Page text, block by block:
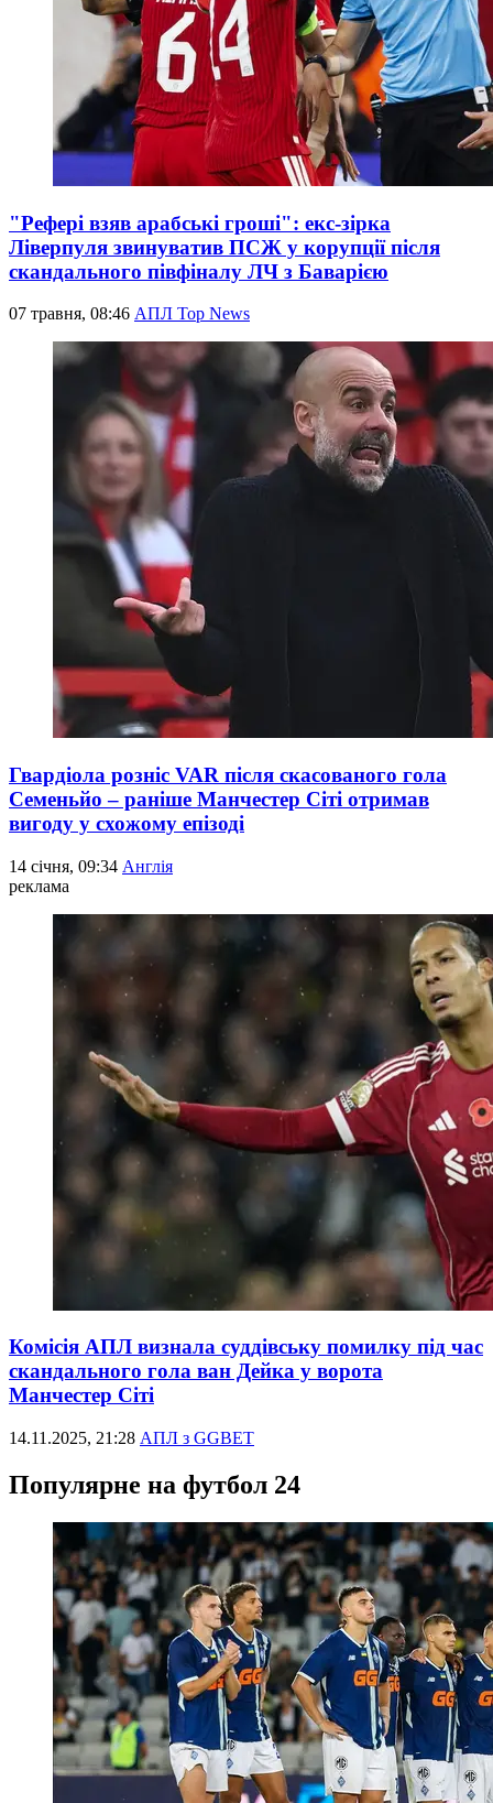
"Рефері взяв арабські гроші": екс-зірка
Ліверпуля звинуватив ПСЖ у корупції після
скандального півфіналу ЛЧ з Баварією
07 травня, 08:46 АПЛ Top News
Гвардіола розніс VAR після скасованого гола
Семеньйо – раніше Манчестер Сіті отримав
вигоду у схожому епізоді
14 січня, 09:34 Англія
реклама
Комісія АПЛ визнала суддівську помилку під час
скандального гола ван Дейка у ворота
Манчестер Сіті
14.11.2025, 21:28 АПЛ з GGBET
Популярне на футбол 24